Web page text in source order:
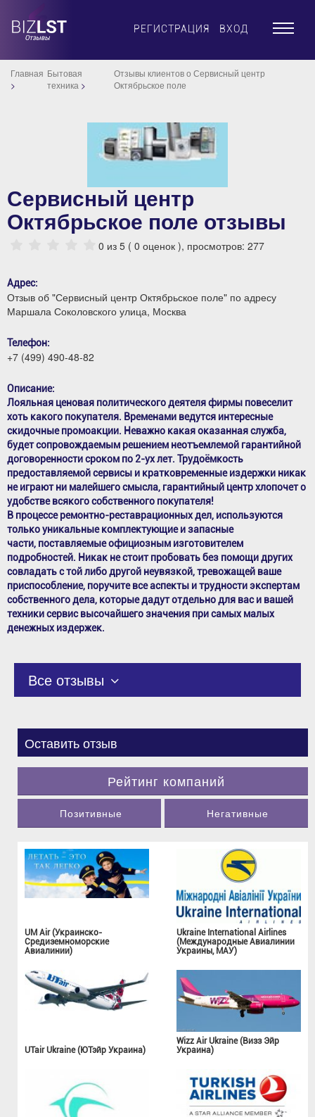
РЕГИСТРАЦИЯ ВХОД ×
Главная Бытовая
техника
Отзывы клиентов о Сервисный центр
Октябрьское поле
Сервисный центр
Октябрьское поле отзывы
0 из 5 ( 0 оценок ), просмотров: 277
Адрес:
Отзыв об "Сервисный центр Октябрьское поле" по адресу
Маршала Соколовского улица, Москва
Телефон:
+7 (499) 490-48-82
Описание:
Лояльная ценовая политического деятеля фирмы повеселит
хоть какого покупателя. Временами ведутся интересные
скидочные промоакции. Неважно какая оказанная служба,
будет сопровождаемым решением неотъемлемой гарантийной
договоренности сроком по 2-ух лет. Трудоёмкость
предоставляемой сервисы и кратковременные издержки никак
не играют ни малейшего смысла, гарантийный центр хлопочет о
удобстве всякого собственного покупателя!
В процессе ремонтно-реставрационных дел, используются
только уникальные комплектующие и запасные
части, поставляемые официозным изготовителем
подробностей. Никак не стоит пробовать без помощи других
совладать с той либо другой неувязкой, тревожащей ваше
приспособление, поручите все аспекты и трудности экспертам
собственного дела, которые дадут отдельно для вас и вашей
техники сервис высочайшего значения при самых малых
денежных издержек.
Все отзывы
Оставить отзыв
Рейтинг компаний
Позитивные Негативные
UM Air (Украинско-
Средиземноморские
Авиалинии)
Ukraine International Airlines
(Международные Авиалинии
Украины, МАУ)
UTair Ukraine (ЮТэйр Украина)
Wizz Air Ukraine (Визз Эйр
Украина)